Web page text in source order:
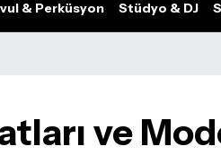
& Perküsyon Stüdyo & DJ
ve